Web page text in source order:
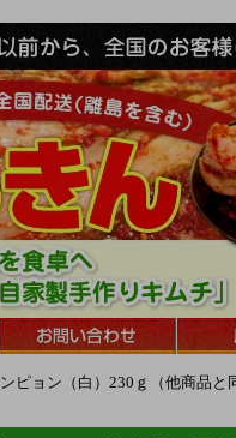
ピョン（白）230ｇ（他商品